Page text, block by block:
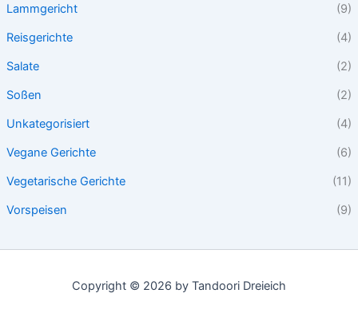
Lammgericht
(9)
Reisgerichte
(4)
Salate
(2)
Soßen
(2)
Unkategorisiert
(4)
Vegane Gerichte
(6)
Vegetarische Gerichte
(11)
Vorspeisen
(9)
Copyright © 2026 by Tandoori Dreieich